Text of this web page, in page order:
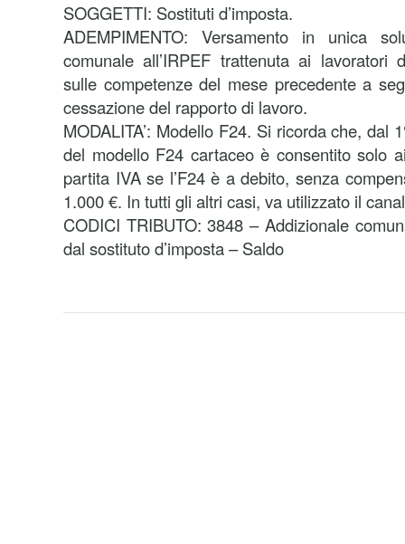
SOGGETTI: Sostituti d’imposta.
ADEMPIMENTO: Versamento in unica
comunale all’IRPEF trattenuta ai lavoratori
sulle competenze del mese precedente a
cessazione del rapporto di lavoro.
MODALITA’: Modello F24. Si ricorda che, dal
del modello F24 cartaceo è consentito solo
partita IVA se l’F24 è a debito, senza
1.000 €. In tutti gli altri casi, va utilizzato il
CODICI TRIBUTO: 3848 – Addizionale
dal sostituto d’imposta – Saldo